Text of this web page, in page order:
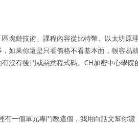
塊鏈技術」課程內容從比特幣、以太坊原
，如果你還是只看價格不看基本面，很容易
沒有後門或惡意程式碼。CH加密中心學院
有一個單元專門教這個，我用白話文幫你濃